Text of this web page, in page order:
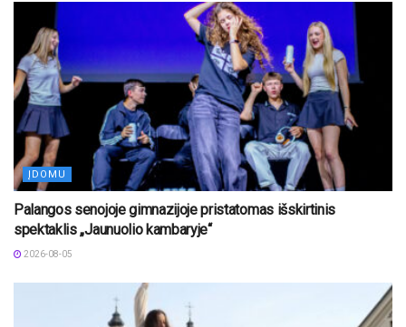
ĮDOMU
Palangos senojoje gimnazijoje pristatomas išskirtinis
spektaklis „Jaunuolio kambaryje“
2026-08-05